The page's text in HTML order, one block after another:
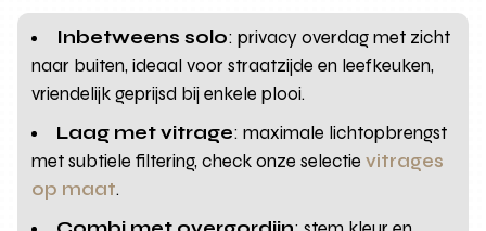
Inbetweens solo: privacy overdag met zicht
naar buiten, ideaal voor straatzijde en leefkeuken,
vriendelijk geprijsd bij enkele plooi.
Laag met vitrage: maximale lichtopbrengst
met subtiele filtering, check onze selectievitrages
op maat.